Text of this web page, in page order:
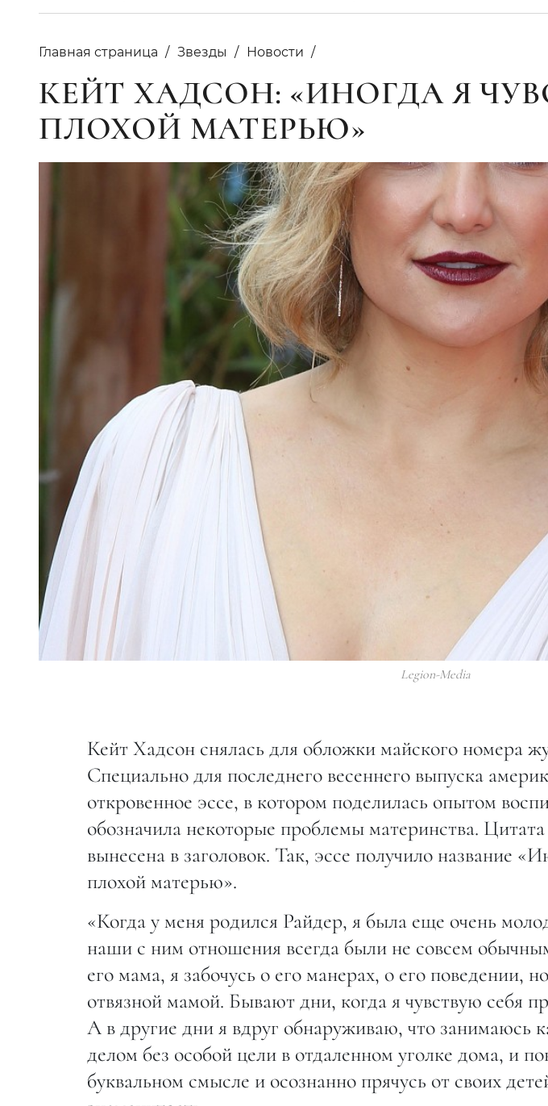
Главная страница Звезды Новости
КЕЙТ ХАДСОН: «ИНОГДА Я
ПЛОХОЙ МАТЕРЬЮ»
Legion-Media
Кейт Хадсон снялась для обложки майского номера
Специально для последнего весеннего выпуска
откровенное эссе, в котором поделилась опытом
обозначила некоторые проблемы материнства.
вынесена в заголовок. Так, эссе получило название
плохой матерью».
«Когда у меня родился Райдер, я была еще очень
наши с ним отношения всегда были не совсем
его мама, я забочусь о его манерах, о его поведении,
отвязной мамой. Бывают дни, когда я чувствую себя
А в другие дни я вдруг обнаруживаю, что занимаюсь
делом без особой цели в отдаленном уголке дома, и
буквальном смысле и осознанно прячусь от своих